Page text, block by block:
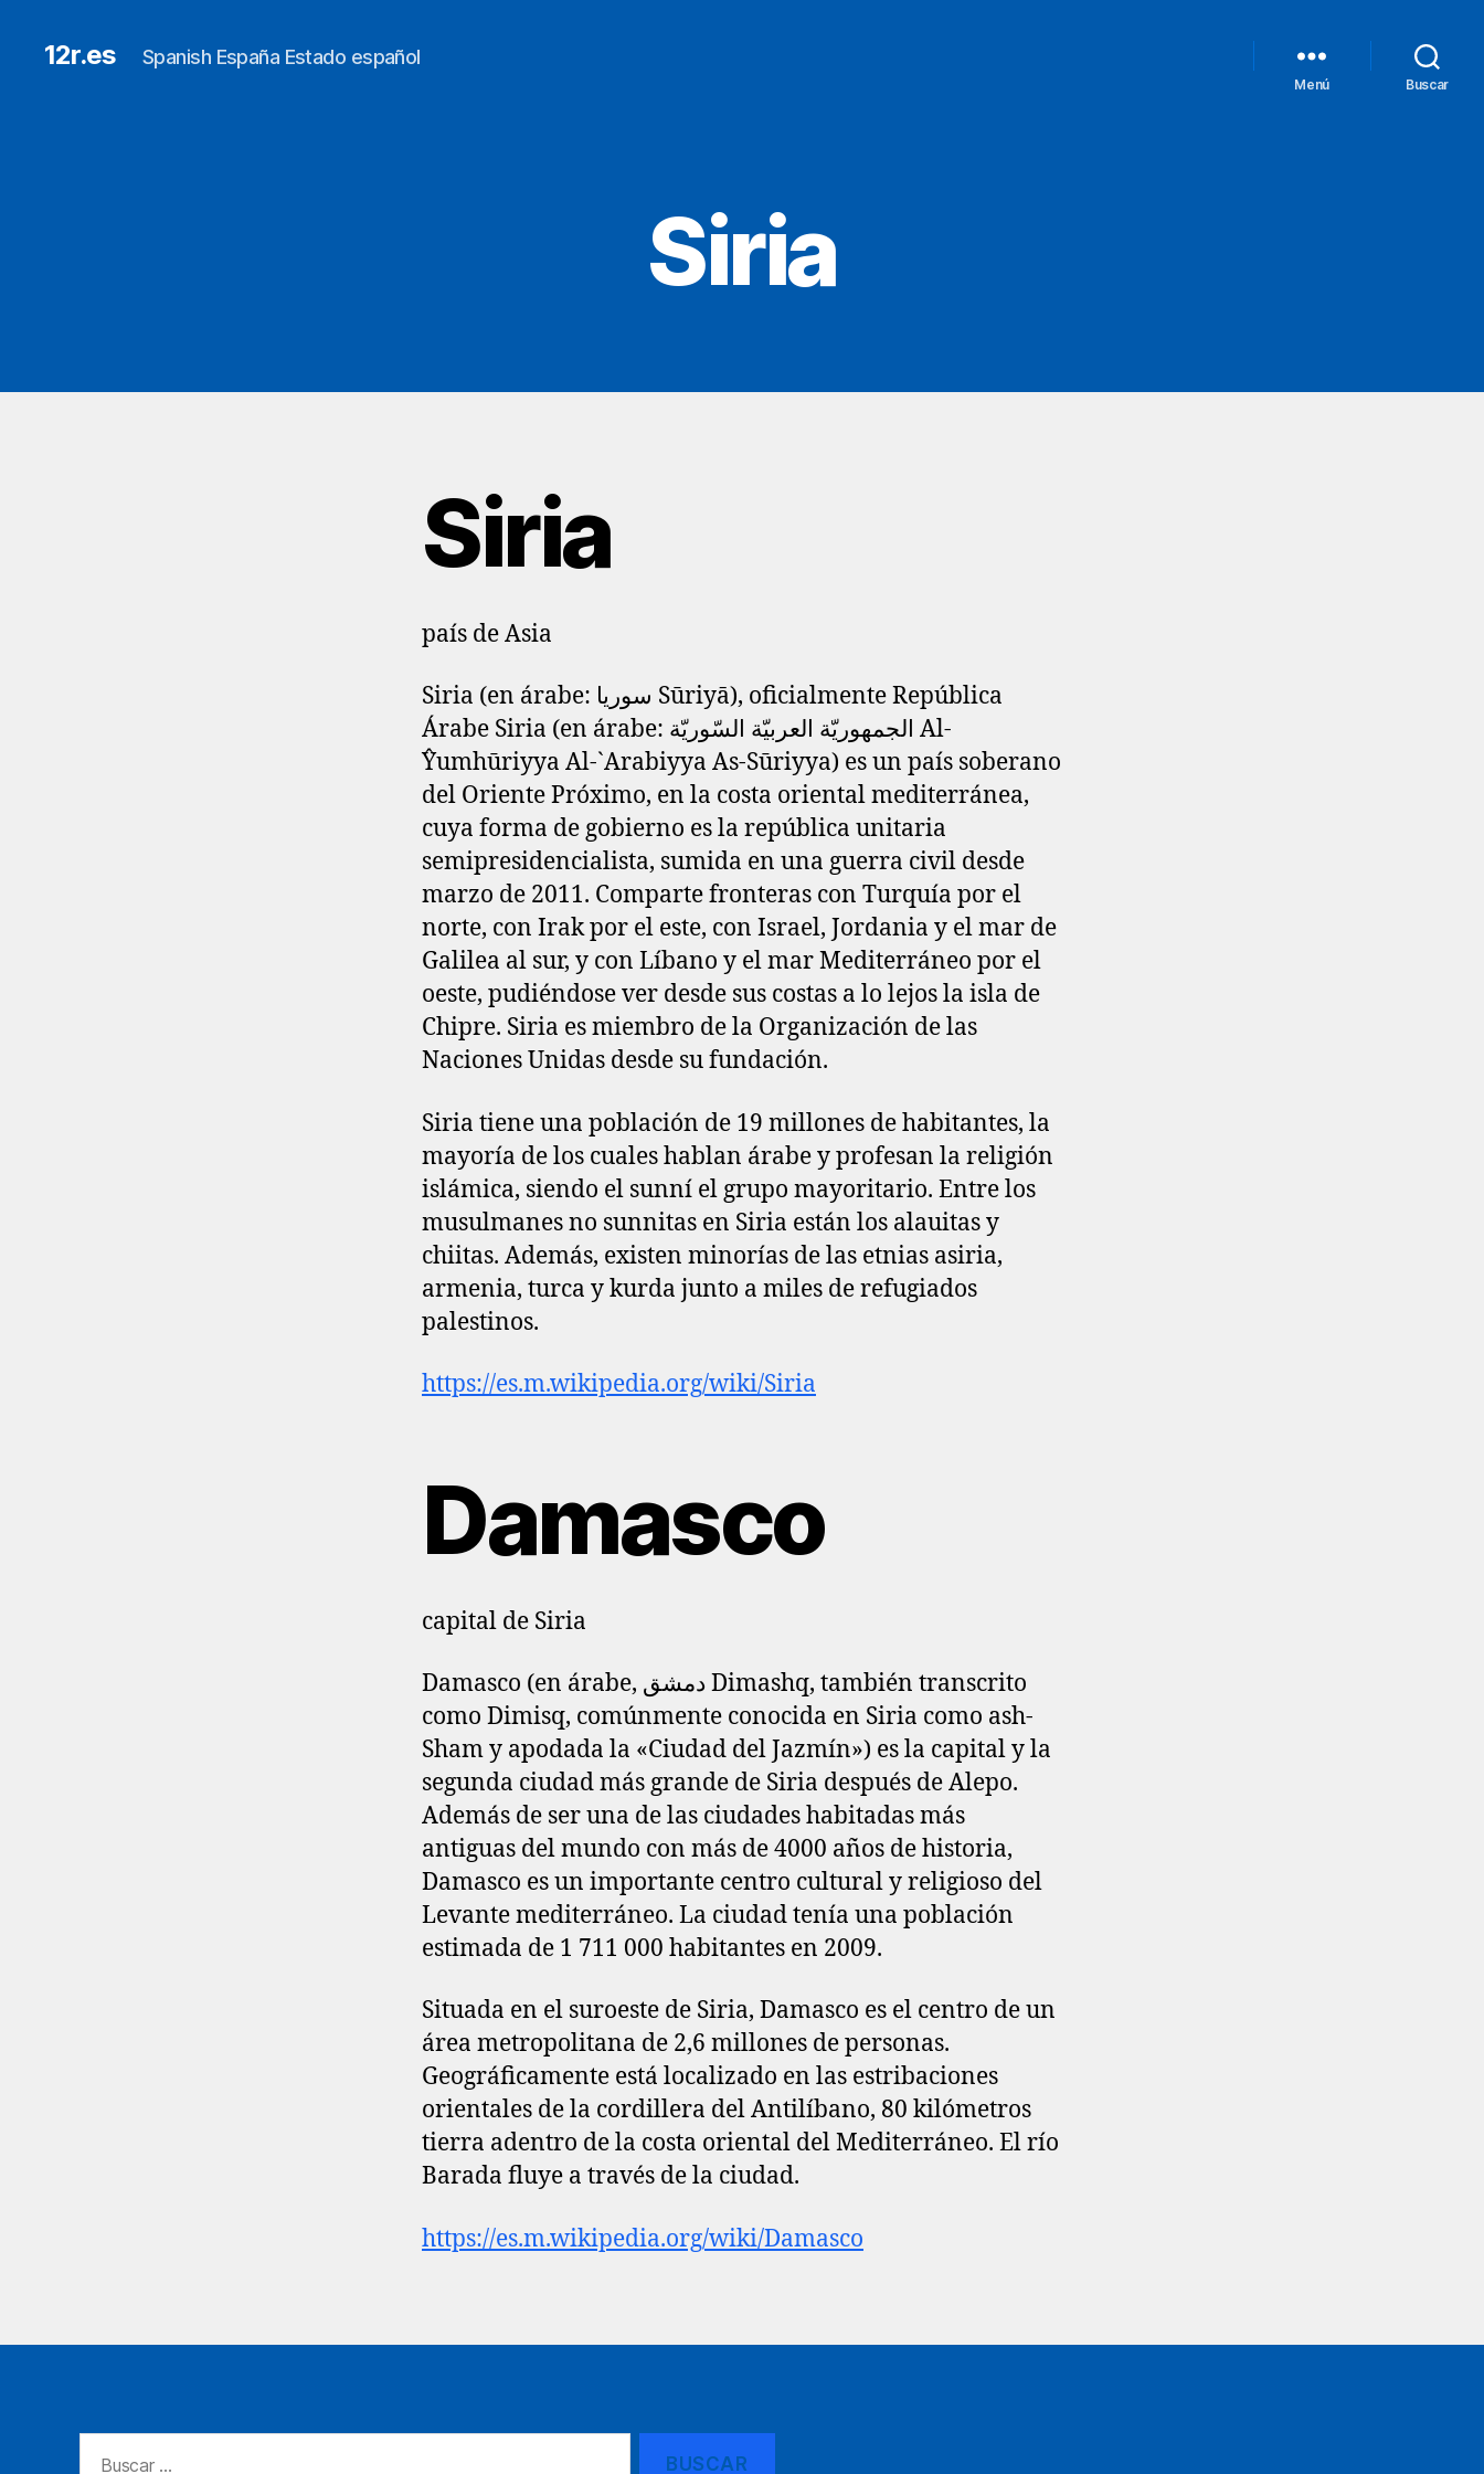
12r.es Spanish España Estado español
Menú Buscar
Siria
Siria
país de Asia
Siria (en árabe: سوريا Sūriyā), oficialmente República
Árabe Siria (en árabe: الجمهوريّة العربيّة السّوريّة Al-
Ŷumhūriyya Al-`Arabiyya As-Sūriyya) es un país soberano
del Oriente Próximo,​ en la costa oriental mediterránea,
cuya forma de gobierno es la república unitaria
semipresidencialista, sumida en una guerra civil desde
marzo de 2011.​ Comparte fronteras con Turquía por el
norte, con Irak por el este, con Israel, Jordania y el mar de
Galilea al sur, y con Líbano y el mar Mediterráneo por el
oeste, pudiéndose ver desde sus costas a lo lejos la isla de
Chipre. Siria es miembro de la Organización de las
Naciones Unidas desde su fundación.
Siria tiene una población de 19 millones de habitantes, la
mayoría de los cuales hablan árabe y profesan la religión
islámica, siendo el sunní el grupo mayoritario. Entre los
musulmanes no sunnitas en Siria están los alauitas y
chiitas. Además, existen minorías de las etnias asiria,
armenia, turca y kurda junto a miles de refugiados
palestinos.
https://es.m.wikipedia.org/wiki/Siria
Damasco
capital de Siria
Damasco (en árabe, دمشق Dimashq, también transcrito
como Dimisq, comúnmente conocida en Siria como ash-
Sham y apodada la «Ciudad del Jazmín») es la capital y la
segunda ciudad más grande de Siria después de Alepo.
Además de ser una de las ciudades habitadas más
antiguas del mundo con más de 4000 años de historia,
Damasco es un importante centro cultural y religioso del
Levante mediterráneo. La ciudad tenía una población
estimada de 1 711 000 habitantes en 2009.
Situada en el suroeste de Siria, Damasco es el centro de un
área metropolitana de 2,6 millones de personas.
Geográficamente está localizado en las estribaciones
orientales de la cordillera del Antilíbano, 80 kilómetros
tierra adentro de la costa oriental del Mediterráneo. El río
Barada fluye a través de la ciudad.
https://es.m.wikipedia.org/wiki/Damasco